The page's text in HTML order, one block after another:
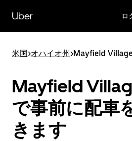
Uber ロ
米国>オハイオ州>Mayfield Village
Mayfield
で事前に配車
きます